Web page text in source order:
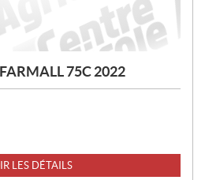
75C 2022
LES DÉTAILS